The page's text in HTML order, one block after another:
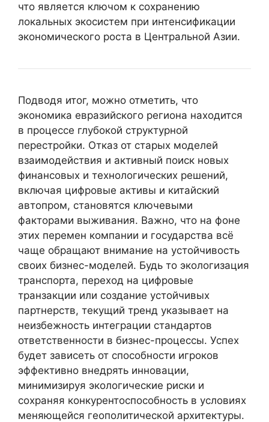
что является ключом к сохранению
локальных экосистем при интенсификации
экономического роста в Центральной Азии.
Подводя итог, можно отметить, что
экономика евразийского региона находится
в процессе глубокой структурной
перестройки. Отказ от старых моделей
взаимодействия и активный поиск новых
финансовых и технологических решений,
включая цифровые активы и китайский
автопром, становятся ключевыми
факторами выживания. Важно, что на фоне
этих перемен компании и государства всё
чаще обращают внимание на устойчивость
своих бизнес-моделей. Будь то экологизация
транспорта, переход на цифровые
транзакции или создание устойчивых
партнерств, текущий тренд указывает на
неизбежность интеграции стандартов
ответственности в бизнес-процессы. Успех
будет зависеть от способности игроков
эффективно внедрять инновации,
минимизируя экологические риски и
сохраняя конкурентоспособность в условиях
меняющейся геополитической архитектуры.